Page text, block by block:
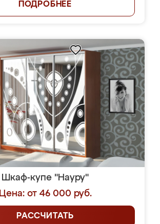
ПОДРОБНЕЕ
Шкаф-купе "Науру"
Цена: от 46 000 руб.
РАССЧИТАТЬ